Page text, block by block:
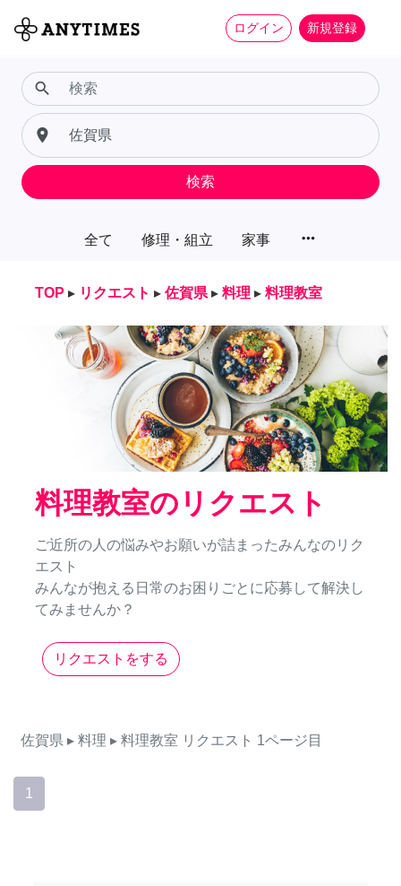
ログイン 新規登録
全て 修理・組立 家事 more_horiz
search
place
検索
TOP ▸ リクエスト ▸ 佐賀県 ▸ 料理 ▸ 料理教室
料理教室のリクエスト
ご近所の人の悩みやお願いが詰まったみんなのリク
エスト
みんなが抱える日常のお困りごとに応募して解決し
てみませんか？
リクエストをする
佐賀県 ▸ 料理 ▸ 料理教室 リクエスト 1ページ目
1